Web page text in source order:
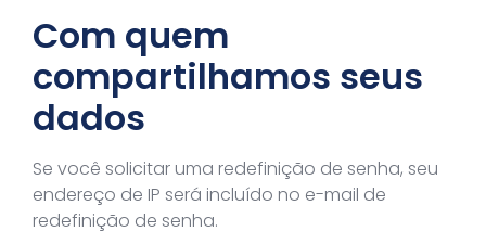
Com quem
compartilhamos seus
dados
Se você solicitar uma redefinição de senha, seu
endereço de IP será incluído no e-mail de
redefinição de senha.